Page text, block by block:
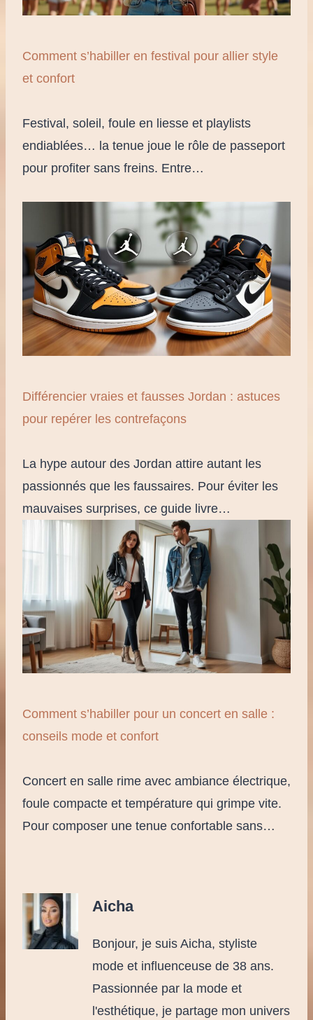
Comment s’habiller en festival pour allier style
et confort
Festival, soleil, foule en liesse et playlists
endiablées… la tenue joue le rôle de passeport
pour profiter sans freins. Entre…
Différencier vraies et fausses Jordan : astuces
pour repérer les contrefaçons
La hype autour des Jordan attire autant les
passionnés que les faussaires. Pour éviter les
mauvaises surprises, ce guide livre…
Comment s’habiller pour un concert en salle :
conseils mode et confort
Concert en salle rime avec ambiance électrique,
foule compacte et température qui grimpe vite.
Pour composer une tenue confortable sans…
Aicha
Bonjour, je suis Aicha, styliste
mode et influenceuse de 38 ans.
Passionnée par la mode et
l'esthétique, je partage mon univers